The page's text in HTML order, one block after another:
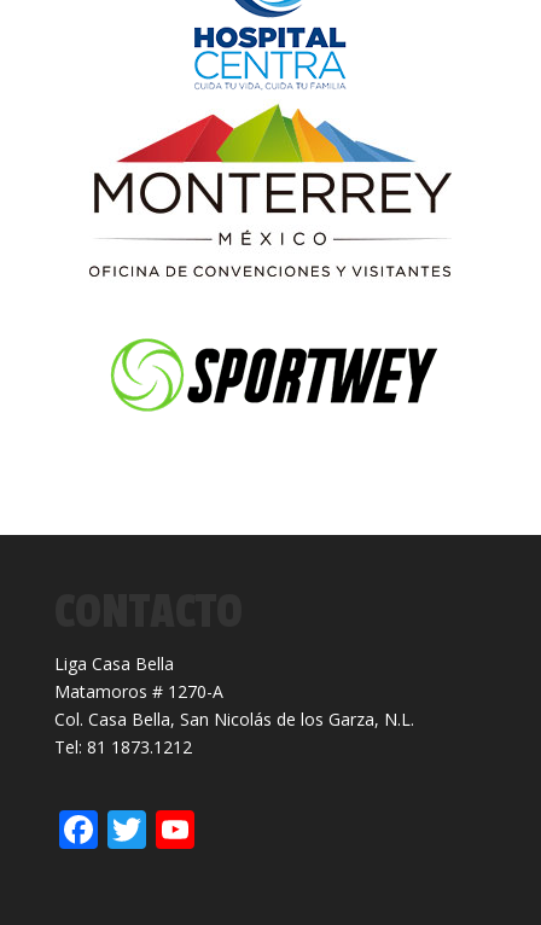
Liga Casa Bella
Matamoros # 1270-A
Col. Casa Bella, San Nicolás de los Garza, N.L.
Tel: 81 1873.1212
F T Y